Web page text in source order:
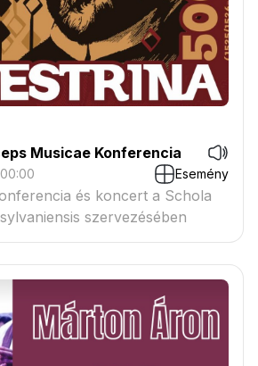
Musicae Konferencia
Esemény
és koncert a Schola
szervezésében